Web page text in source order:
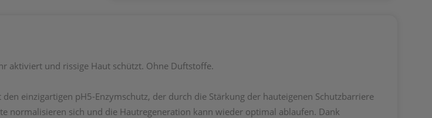
aktiviert und rissige Haut schützt. Ohne Duftstoffe.
einzigartigen pH5-Enzymschutz, der durch die Stärkung der hauteigenen Schutzbarriere
normalisieren sich und die Hautregeneration kann wieder optimal ablaufen. Dank